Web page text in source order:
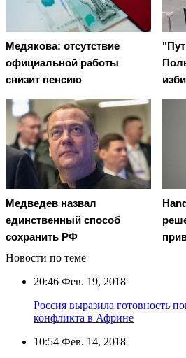
Медякова: отсутствие
официальной работы
снизит пенсию
Медведев назвал
единственный способ
сохранить РФ
Новости по теме
20:46 Фев. 19, 2018
Россия выразила готовность
конфликта в Африне
10:54 Фев. 14, 2018